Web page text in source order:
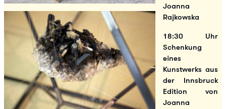
Joanna
Rajkowska
18:30 Uhr
Schenkung
eines
Kunstwerks aus
der Innsbruck
Edition von
Joanna